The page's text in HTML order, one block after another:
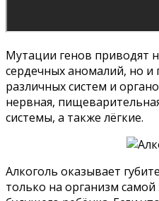
Мутации генов приводят
сердечных аномалий, но и
различных систем и
нервная,
системы, а также лёгкие.
Алкоголь оказывает
только на организм